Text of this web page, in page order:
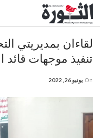
لقاءان بمديريتي
تنفيذ موجهات قائد
On يونيو 26, 2022